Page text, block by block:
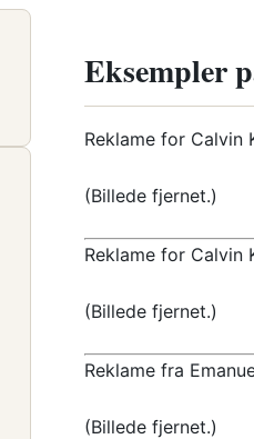
Eksempler
Reklame for Calvin
(Billede fjernet.)
Reklame for Calvin
(Billede fjernet.)
Reklame fra
(Billede fjernet.)